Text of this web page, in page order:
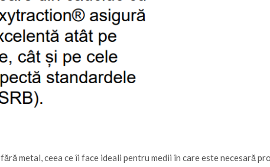
metal, ceea ce îi face ideali pentru medii în care este necesară